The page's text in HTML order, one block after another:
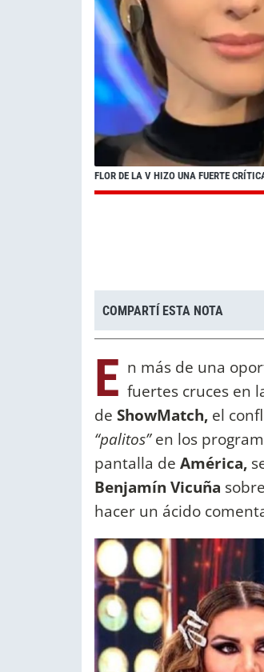
FLOR DE LA V HIZO UNA FUERTE
COMPARTÍ ESTA NOTA
E n más de una
fuertes cruces en
de ShowMatch, el
“palitos”en los
pantalla de América,
Benjamín Vicuña
hacer un ácido